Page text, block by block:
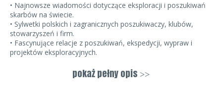
• Najnowsze wiadomości dotyczące eksploracji i poszukiwań
skarbów na świecie.
• Sylwetki polskich i zagranicznych poszukiwaczy, klubów,
stowarzyszeń i firm.
• Fascynujące relacje z poszukiwań, ekspedycji, wypraw i
projektów eksploracyjnych.
tajemnicach historii.
• Opisy kolekcji, zbiorów, numizmatów, militariów i innych.
pokaż pełny opis >>